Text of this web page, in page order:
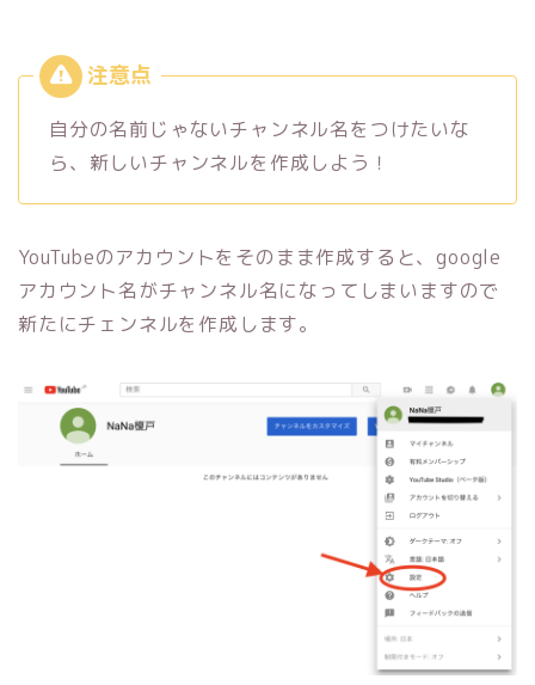
自分の名前じゃないチャンネル名をつけたいな
ら、新しいチャンネルを作成しよう！
YouTubeのアカウントをそのまま作成すると、google
アカウント名がチャンネル名になってしまいますので
新たにチェンネルを作成します。